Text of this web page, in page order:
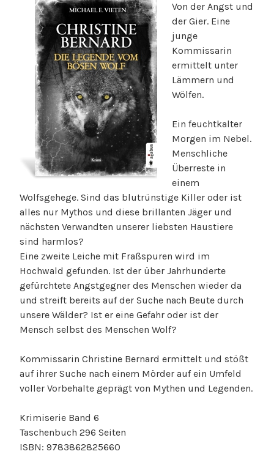
Von der Angst und
der Gier. Eine
junge
Kommissarin
ermittelt unter
Lämmern und
Wölfen.
Ein feuchtkalter
Morgen im Nebel.
Menschliche
Überreste in
einem
Wolfsgehege. Sind das blutrünstige Killer oder ist
alles nur Mythos und diese brillanten Jäger und
nächsten Verwandten unserer liebsten Haustiere
sind harmlos?
Eine zweite Leiche mit Fraßspuren wird im
Hochwald gefunden. Ist der über Jahrhunderte
gefürchtete Angstgegner des Menschen wieder da
und streift bereits auf der Suche nach Beute durch
unsere Wälder? Ist er eine Gefahr oder ist der
Mensch selbst des Menschen Wolf?
Kommissarin Christine Bernard ermittelt und stößt
auf ihrer Suche nach einem Mörder auf ein Umfeld
voller Vorbehalte geprägt von Mythen und Legenden.
Krimiserie Band 6
Taschenbuch 296 Seiten
ISBN: 9783862825660